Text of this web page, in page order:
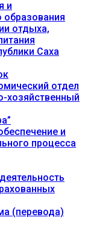
и
образования
отдыха,
Саха
отдел
хозяйственный
и
процесса
(перевода)